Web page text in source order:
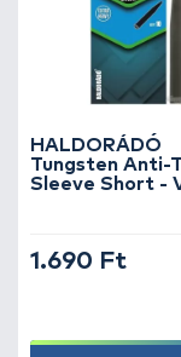
HALDORÁDÓ
Tungsten Anti-
Sleeve Short -
1.690 Ft